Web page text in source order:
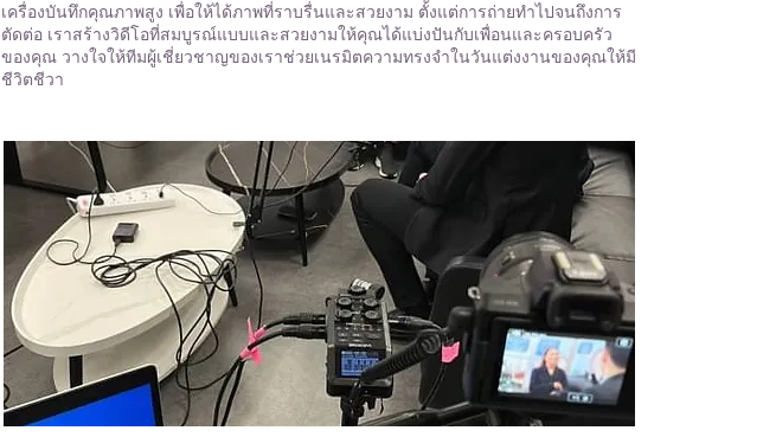
เครื่องบันทึกคุณภาพสูง เพื่อให้ได้ภาพที่ราบรื่นและสวยงาม ตั้งแต่การถ่ายทำไปจนถึงการ
ตัดต่อ เราสร้างวิดีโอที่สมบูรณ์แบบและสวยงามให้คุณได้แบ่งปันกับเพื่อนและครอบครัว
ของคุณ วางใจให้ทีมผู้เชี่ยวชาญของเราช่วยเนรมิตความทรงจำในวันแต่งงานของคุณให้มี
ชีวิตชีวา